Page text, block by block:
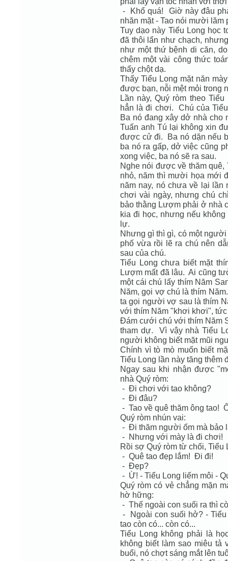
- Khổ quá! Giờ này đâu
nhăn mặt - Tao nói mười lăm
Tuy dạo này Tiểu Long học
đã thôi lẩn như chạch,
như một thứ bệnh di căn,
chêm một vài công thức
thấy chột dạ.
Thấy Tiểu Long mặt năn
được bạn, nỗi mệt mỏi
Lần này, Quý ròm theo
hẳn là đi chơi. Chú của
Ba nó đang xây dở nhà
Tuấn anh Tú lại không xin
được cử đi. Ba nó dặn nếu
ba nó ra gấp, dở việc cũng
xong việc, ba nó sẽ ra sau.
Nghe nói được về thăm
nhỏ, năm thì mười họa mới
năm nay, nó chưa về lại
chơi vài ngày, nhưng chú
bảo thằng Lượm phải ở nhà
kia đi học, nhưng nếu
lự.
Nhưng gì thì gì, có một
phố vừa rồi lẽ ra chú nên
sau của chú.
Tiểu Long chưa biết mặt
Lượm mất đã lâu. Ai cũng
một cái chú lấy thím Năm
Năm, gọi vợ chú là thím
ta gọi người vợ sau là thím
với thím Năm "khơi khơi",
Đám cưới chú với thím Năm
tham dự. Vì vậy nhà Tiểu
người không biết mặt mũi
Chính vì tò mò muốn biết
Tiểu Long lần này tăng thêm
Ngay sau khi nhận được
nhà Quý ròm:
- Đi chơi với tao không?
- Đi đâu?
- Tao về quê thăm ông tao!
Quý ròm nhún vai:
- Đi thăm người ốm mà bảo
- Nhưng với mày là đi chơi!
Rồi sợ Quý ròm từ chối, Tiểu
- Quê tao đẹp lắm! Đi đi!
- Đẹp?
- Ừ! - Tiểu Long liếm môi -
Quý ròm có vẻ chẳng mặn
hờ hững:
- Thế ngoài con suối ra thì
- Ngoài con suối hở? -
tao còn có... còn có...
Tiểu Long không phải là
không biết làm sao miêu
buổi, nó chợt sáng mắt lên